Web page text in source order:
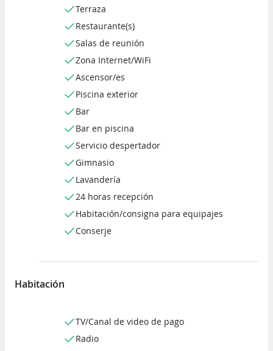
Terraza
Restaurante(s)
Salas de reunión
Zona Internet/WiFi
Ascensor/es
Piscina exterior
Bar
Bar en piscina
Servicio despertador
Gimnasio
Lavandería
24 horas recepción
Habitación/consigna para equipajes
Conserje
Habitación
TV/Canal de video de pago
Radio